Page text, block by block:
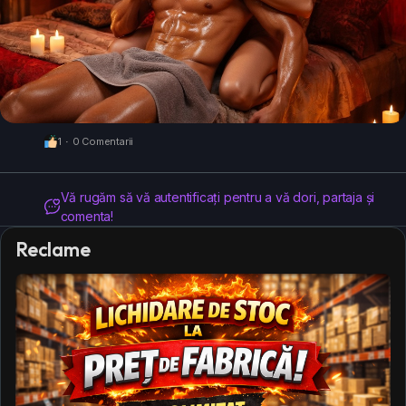
1 · 0 Comentarii
Vă rugăm să vă autentificați pentru a vă dori, partaja și
comenta!
Reclame